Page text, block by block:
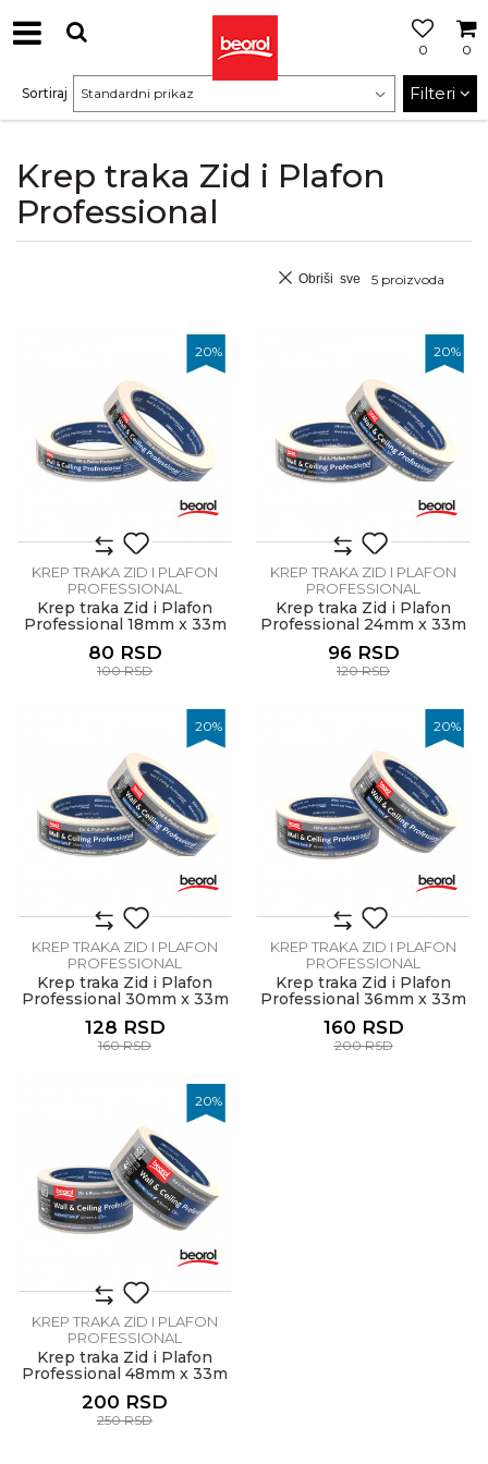
0
0
Krep traka Zid i Plafon
Professional
Sortiraj Filteri
5 proizvoda
Obriši sve
20%
KREP TRAKA ZID I PLAFON
PROFESSIONAL
Krep traka Zid i Plafon
Professional 18mm x 33m
80 RSD
100RSD
20%
KREP TRAKA ZID I PLAFON
PROFESSIONAL
Krep traka Zid i Plafon
Professional 24mm x 33m
96 RSD
120RSD
20%
KREP TRAKA ZID I PLAFON
PROFESSIONAL
Krep traka Zid i Plafon
Professional 30mm x 33m
128 RSD
160RSD
20%
KREP TRAKA ZID I PLAFON
PROFESSIONAL
Krep traka Zid i Plafon
Professional 36mm x 33m
160 RSD
200RSD
20%
KREP TRAKA ZID I PLAFON
PROFESSIONAL
Krep traka Zid i Plafon
Professional 48mm x 33m
200 RSD
250RSD